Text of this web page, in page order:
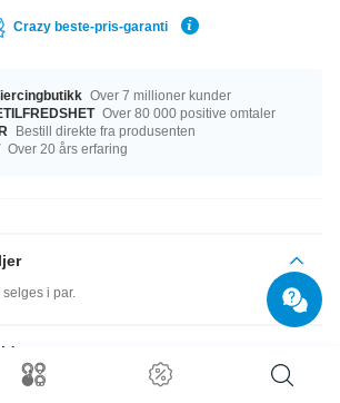
Crazy beste-pris-garanti
Over 7 millioner kunder
Over 80 000 positive omtaler
Bestill direkte fra produsenten
Over 20 års erfaring
i par.